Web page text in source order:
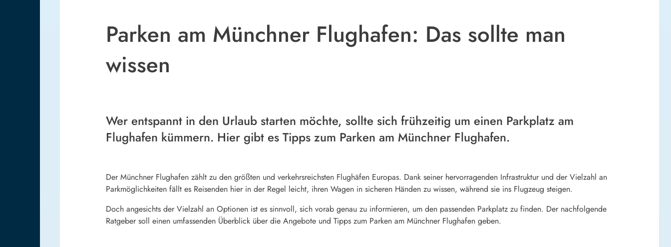
Parken am Münchner Flughafen: Das sollte man
wissen
Wer entspannt in den Urlaub starten möchte, sollte sich frühzeitig um einen Parkplatz am
Flughafen kümmern. Hier gibt es Tipps zum Parken am Münchner Flughafen.
Der Münchner Flughafen zählt zu den größten und verkehrsreichsten Flughäfen Europas. Dank seiner hervorragenden Infrastruktur und der Vielzahl an
Parkmöglichkeiten fällt es Reisenden hier in der Regel leicht, ihren Wagen in sicheren Händen zu wissen, während sie ins Flugzeug steigen.
Doch angesichts der Vielzahl an Optionen ist es sinnvoll, sich vorab genau zu informieren, um den passenden Parkplatz zu finden. Der nachfolgende
Ratgeber soll einen umfassenden Überblick über die Angebote und Tipps zum Parken am Münchner Flughafen geben.